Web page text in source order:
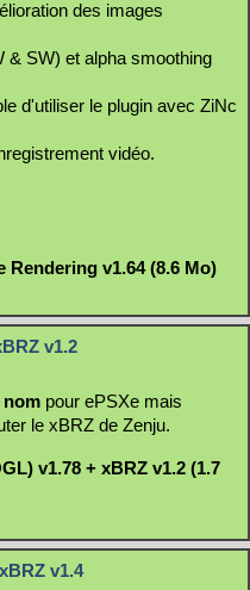
des images
& SW) et alpha smoothing
d'utiliser le plugin avec ZiNc
vidéo.
v1.64 (8.6 Mo)
v1.2
nom pour ePSXe mais
le xBRZ de Zenju.
v1.78 + xBRZ v1.2 (1.7
v1.4